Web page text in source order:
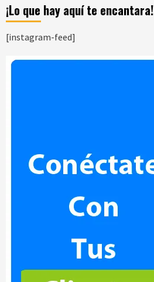
¡Lo que hay aquí te encantara!
[instagram-feed]